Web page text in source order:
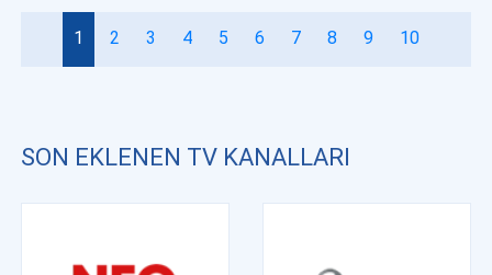
1 2 3 4 5 6 7 8 9 10
SON EKLENEN TV KANALLARI